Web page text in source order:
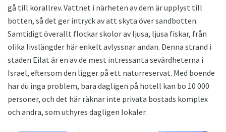
gå till korallrev. Vattnet i närheten av dem är upplyst till
botten, så det ger intryck av att skyta över sandbotten.
Samtidigt överallt flockar skolor av ljusa, ljusa fiskar, från
olika livslängder här enkelt avlyssnar andan. Denna strand i
staden Eilat är en av de mest intressanta sevärdheterna i
Israel, eftersom den ligger på ett naturreservat. Med boende
har du inga problem, bara dagligen på hotell kan bo 10 000
personer, och det här räknar inte privata bostads komplex
och andra, som uthyres dagligen lokaler.